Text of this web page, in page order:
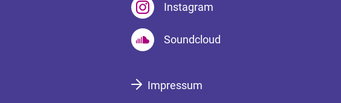
Instagram
Soundcloud
Impressum